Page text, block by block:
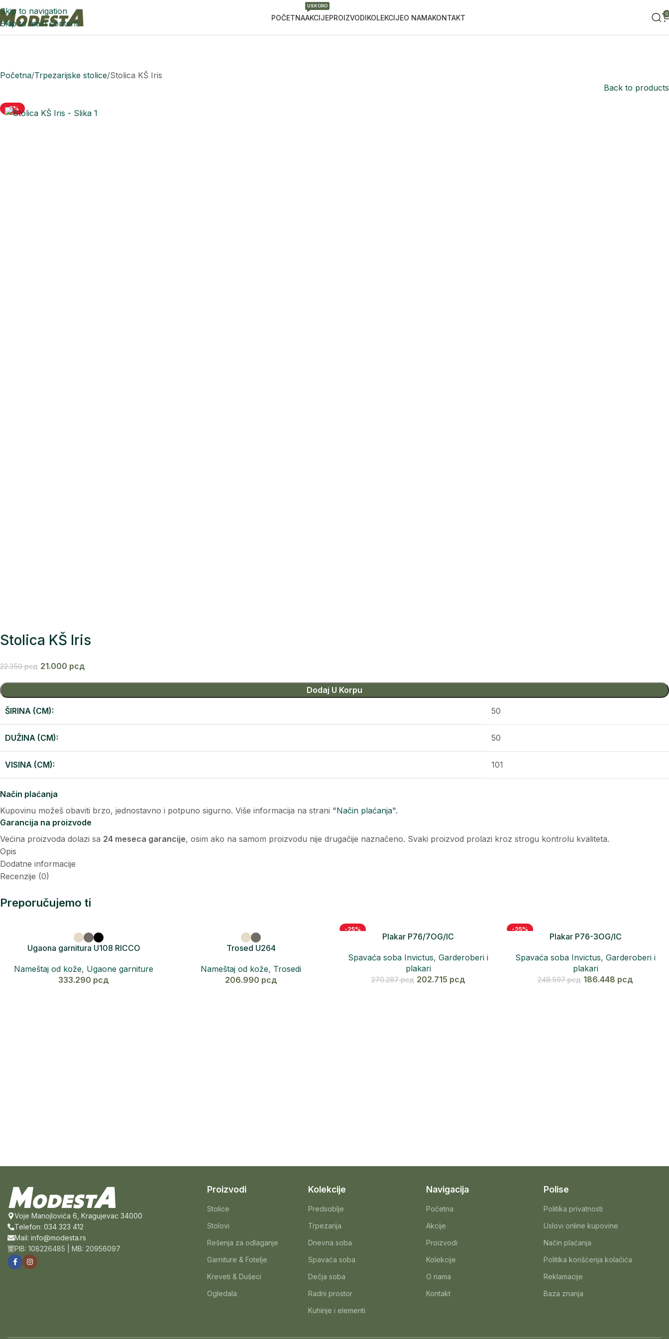
Skip to navigation
Skip to main content
POČETNAAKCIJE
USKORO
PROIZVODIKOLEKCIJEO NAMAKONTAKT 0
Početna Trpezarijske stolice Stolica KŠ Iris
Back to products
-6%
Stolica KŠ Iris
22.350рсд 21.000 рсд
Dodaj U Korpu
ŠIRINA (CM): 50
DUŽINA (CM): 50
VISINA (CM): 101
Način plaćanja
Kupovinu možeš obaviti brzo, jednostavno i potpuno sigurno. Više informacija na strani "Način plaćanja".
Garancija na proizvode
Većina proizvoda dolazi sa 24 meseca garancije, osim ako na samom proizvodu nije drugačije naznačeno. Svaki proizvod prolazi kroz strogu kontrolu kvaliteta.
Opis
Dodatne informacije
Recenzije (0)
Preporučujemo ti
Ugaona garnitura U108 RICCO
Nameštaj od kože, Ugaone garniture
333.290 рсд
Trosed U264
Nameštaj od kože, Trosedi
206.990 рсд
-25%
Plakar P76/7OG/IC
Spavaća soba Invictus, Garderoberi i
plakari
270.287рсд 202.715 рсд
-25%
Plakar P76-3OG/IC
Spavaća soba Invictus, Garderoberi i
plakari
248.597рсд 186.448 рсд
Voje Manojlovića 6, Kragujevac 34000
Telefon: 034 323 412
Mail: info@modesta.rs
PIB: 108226485 | MB: 20956097
Proizvodi
Stolice
Stolovi
Rešenja za odlaganje
Garniture & Fotelje
Kreveti & Dušeci
Ogledala
Kolekcije
Predsoblje
Trpezarija
Dnevna soba
Spavaća soba
Dečja soba
Radni prostor
Kuhinje i elementi
Navigacija
Početna
Akcije
Proizvodi
Kolekcije
O nama
Kontakt
Polise
Politika privatnosti
Uslovi online kupovine
Način plaćanja
Politika korišćenja kolačića
Reklamacije
Baza znanja